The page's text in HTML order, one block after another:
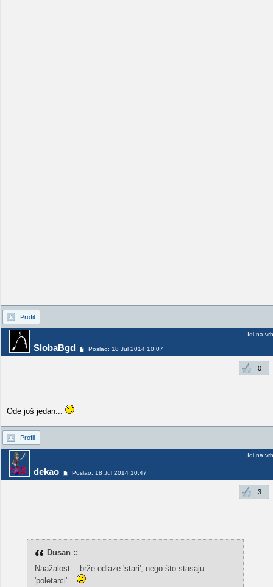
Profil
SlobaBgd Poslao: 18 Jul 2014 10:07
Idi na vrh
0
Ode još jedan...
Profil
dekao Poslao: 18 Jul 2014 10:47
Idi na vrh
3
Dusan ::
Naažalost... brže odlaze 'stari', nego što stasaju
'poletarci'...